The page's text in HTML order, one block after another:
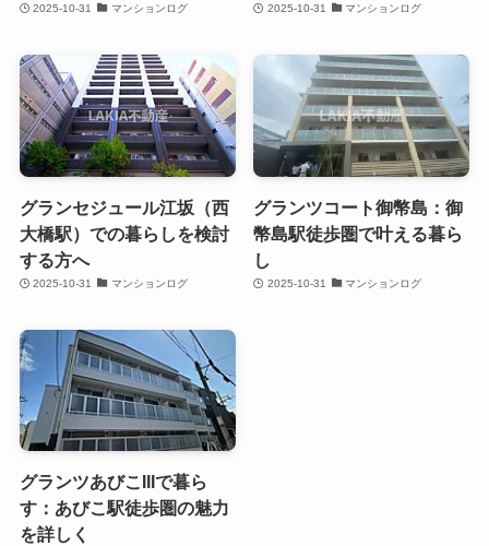
2025-10-31 マンションログ 2025-10-31 マンションログ
グランセジュール江坂（西
大橋駅）での暮らしを検討
する方へ
2025-10-31 マンションログ
グランツコート御幣島：御
幣島駅徒歩圏で叶える暮ら
し
2025-10-31 マンションログ
グランツあびこIIIで暮ら
す：あびこ駅徒歩圏の魅力
を詳しく